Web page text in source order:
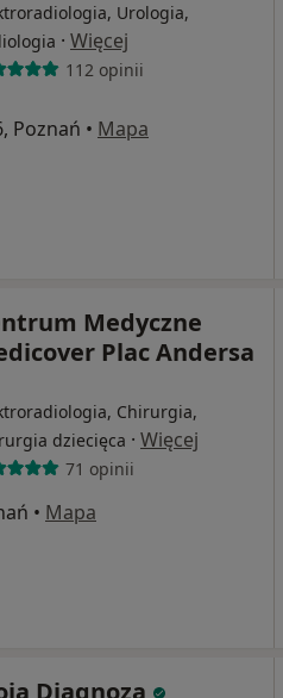
Urologia,
· Więcej
112 opinii
Poznań • Mapa
Medyczne
Plac Andersa
Chirurgia,
dziecięca · Więcej
71 opinii
• Mapa
Diagnoza